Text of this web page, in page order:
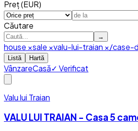
Preț (EUR)
Căutare
→
house ×sale ×valu-lui-traian ×/case-
Listă Hartă
VânzareCasă✓ Verificat
Valu lui Traian
VALU LUI TRAIAN - Casa 5